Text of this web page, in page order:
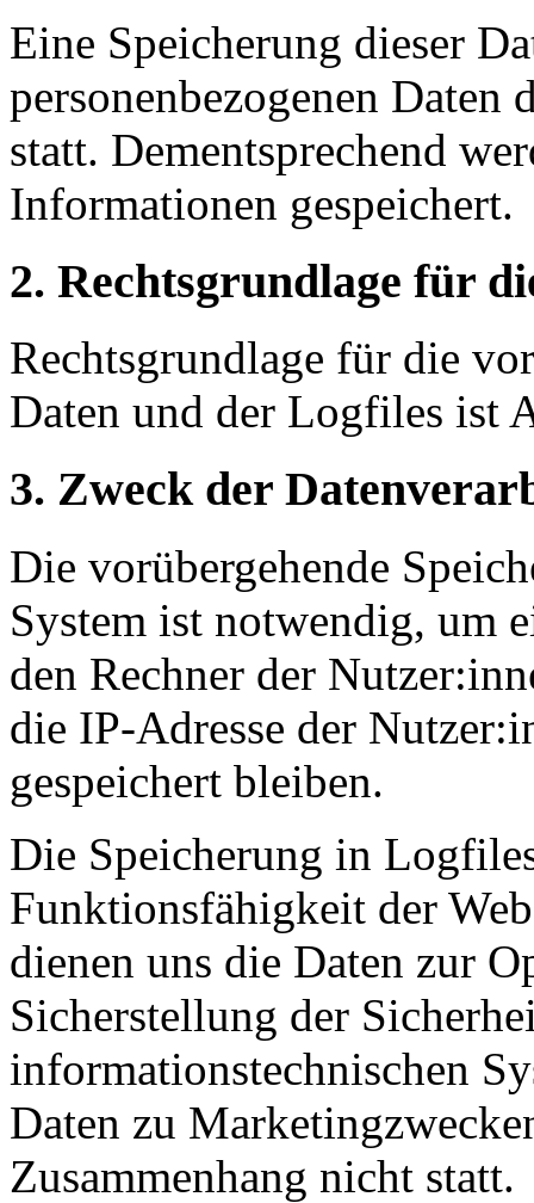
Eine Speicherung dieser
personenbezogenen
statt. Dementsprechend
Informationen gespeichert.
2. Rechtsgrundlage für
Rechtsgrundlage für die
Daten und der Logfiles ist
3. Zweck der
Die vorübergehende
System ist notwendig, um
den Rechner der
die IP-Adresse der
gespeichert bleiben.
Die Speicherung in
Funktionsfähigkeit der
dienen uns die Daten zur
Sicherstellung der
informationstechnischen
Daten zu
Zusammenhang nicht statt.